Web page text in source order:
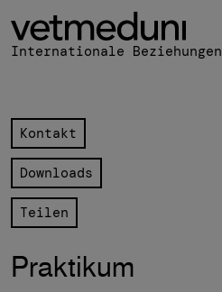
Internationale Beziehungen
Kontakt
Downloads
Teilen
Praktikum